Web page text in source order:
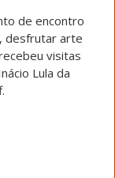
de encontro
desfrutar arte
visitas
Lula da